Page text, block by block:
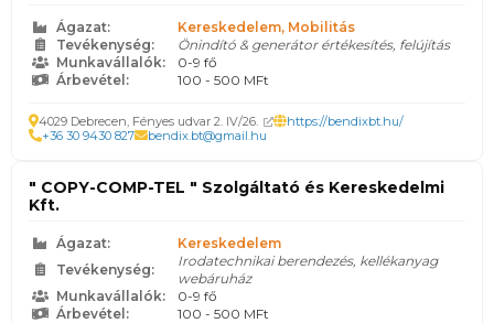
Ágazat:
Kereskedelem, Mobilitás
Tevékenység:
Önindító & generátor értékesítés, felújítás
Munkavállalók:
0-9 fő
Árbevétel:
100 - 500 MFt
4029 Debrecen, Fényes udvar 2. IV/26.
https://bendixbt.hu/
+36 30 9430 827
bendix.bt@gmail.hu
" COPY-COMP-TEL " Szolgáltató és Kereskedelmi
Kft.
Ágazat:
Kereskedelem
Tevékenység:
Irodatechnikai berendezés, kellékanyag
webáruház
Munkavállalók:
0-9 fő
Árbevétel:
100 - 500 MFt